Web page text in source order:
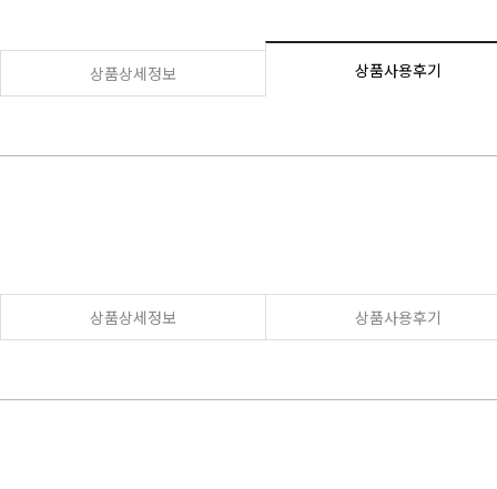
상품상세정보 상품사용후기
상품상세정보 상품사용후기